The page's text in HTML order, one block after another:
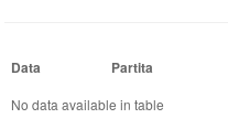
Data Partita
No data available in table